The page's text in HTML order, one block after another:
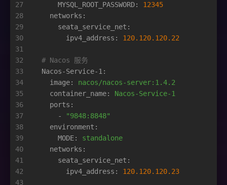
27
28
29
30
31
32
33
34
35
36
37
38
39
40
41
42
43
MYSQL_ROOT_PASSWORD:
12345
networks:
seata_service_net:
ipv4_address:
120.120.120.22
# Nacos 服务
Nacos-Service-1:
image:
nacos/nacos-server:1.4.2
container_name:
Nacos-Service-1
ports:
-
"9848:8848"
environment:
MODE:
standalone
networks:
seata_service_net:
ipv4_address:
120.120.120.23